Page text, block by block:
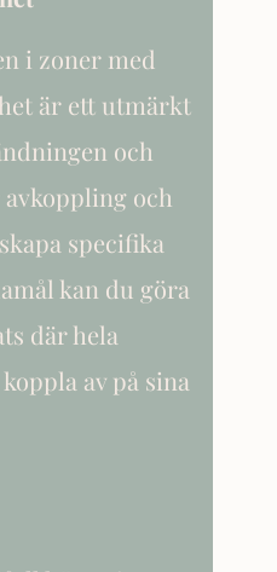
i zoner med
är ett utmärkt
och
och
specifika
kan du göra
där hela
av på sina